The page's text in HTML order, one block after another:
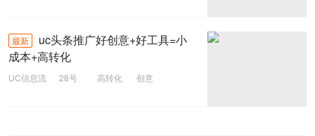
最新
uc头条推广好创意+好工具=小
成本+高转化
UC信息流 28号 高转化
创意